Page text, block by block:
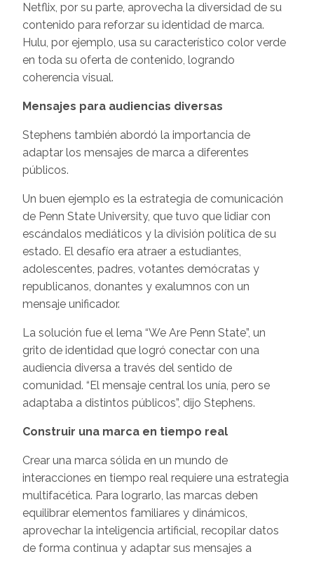
Netflix, por su parte, aprovecha la diversidad de su
contenido para reforzar su identidad de marca.
Hulu, por ejemplo, usa su característico color verde
en toda su oferta de contenido, logrando
coherencia visual.
Mensajes para audiencias diversas
Stephens también abordó la importancia de
adaptar los mensajes de marca a diferentes
públicos.
Un buen ejemplo es la estrategia de comunicación
de Penn State University, que tuvo que lidiar con
escándalos mediáticos y la división política de su
estado. El desafío era atraer a estudiantes,
adolescentes, padres, votantes demócratas y
republicanos, donantes y exalumnos con un
mensaje unificador.
La solución fue el lema “We Are Penn State”, un
grito de identidad que logró conectar con una
audiencia diversa a través del sentido de
comunidad. “El mensaje central los unía, pero se
adaptaba a distintos públicos”, dijo Stephens.
Construir una marca en tiempo real
Crear una marca sólida en un mundo de
interacciones en tiempo real requiere una estrategia
multifacética. Para lograrlo, las marcas deben
equilibrar elementos familiares y dinámicos,
aprovechar la inteligencia artificial, recopilar datos
de forma continua y adaptar sus mensajes a